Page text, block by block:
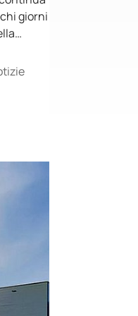
giorni
con